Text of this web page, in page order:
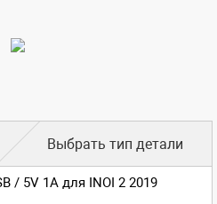
Выбрать тип детали
/ 5V 1A для INOI 2 2019